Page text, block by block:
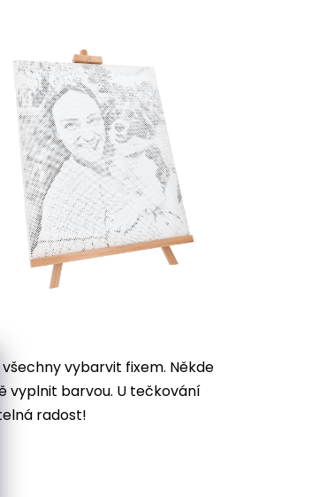
vybarvit fixem. Někde
vyplnit barvou. U tečkování
radost!